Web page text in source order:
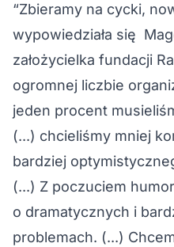
“Zbieramy na cycki,
wypowiedziała się
założycielka fundacji
ogromnej liczbie
jeden procent
(...) chcieliśmy mniej
bardziej
(...) Z poczuciem
o dramatycznych i
problemach. (...)